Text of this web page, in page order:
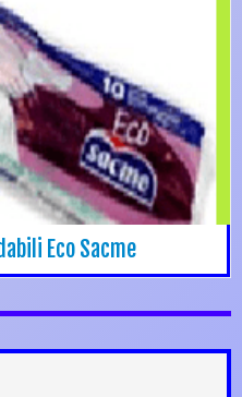
Eco Sacme